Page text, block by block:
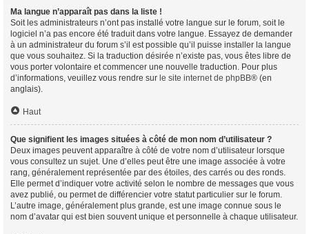
Ma langue n’apparaît pas dans la liste !
Soit les administrateurs n’ont pas installé votre langue sur le forum, soit le
logiciel n’a pas encore été traduit dans votre langue. Essayez de demander
à un administrateur du forum s’il est possible qu’il puisse installer la langue
que vous souhaitez. Si la traduction désirée n’existe pas, vous êtes libre de
vous porter volontaire et commencer une nouvelle traduction. Pour plus
d’informations, veuillez vous rendre sur le site internet de phpBB® (en
anglais).
Haut
Que signifient les images situées à côté de mon nom d’utilisateur ?
Deux images peuvent apparaître à côté de votre nom d’utilisateur lorsque
vous consultez un sujet. Une d’elles peut être une image associée à votre
rang, généralement représentée par des étoiles, des carrés ou des ronds.
Elle permet d’indiquer votre activité selon le nombre de messages que vous
avez publié, ou permet de différencier votre statut particulier sur le forum.
L’autre image, généralement plus grande, est une image connue sous le
nom d’avatar qui est bien souvent unique et personnelle à chaque utilisateur.